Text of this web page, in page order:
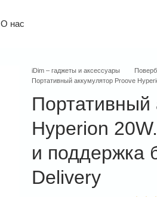
О нас
Контактная информация
iDim – гаджеты и аксессуары
Портативный аккумулятор Proove
Портативный
Hyperion
и поддержка
Delivery